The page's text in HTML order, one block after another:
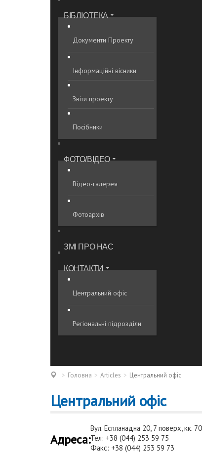
БІБЛІОТЕКА
Документи Проекту
Інформаційні вісники
Звіти проекту
Посібники
ФОТО/ВІДЕО
Відео-галерея
Фотоархів
ЗМІ ПРО НАС
КОНТАКТИ
Центральний офіс
Регіональні підрозділи
Головна Articles Центральний офіс
Центральний офіс
Адреса:
Вул. Еспланадна 20, 7 поверх, кк.
Тел: +38 (044) 253 59 75
Факс: +38 (044) 253 59 73